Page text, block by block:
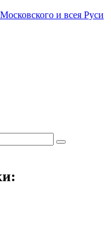
и всея Руси